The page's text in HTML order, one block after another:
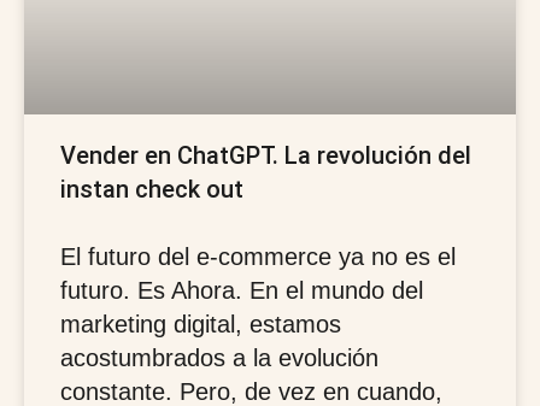
Vender en ChatGPT. La revolución del
instan check out
El futuro del e-commerce ya no es el
futuro. Es Ahora. En el mundo del
marketing digital, estamos
acostumbrados a la evolución
constante. Pero, de vez en cuando,